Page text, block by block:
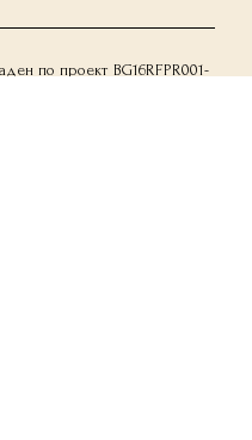
по проект BG16RFPR001-